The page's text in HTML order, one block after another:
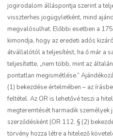
jogirodalom álláspontja szerint a
visszterhes jogügyletként, mind
megvalósulhat. Előbbi esetben a
kimondja, hogy az eredeti adós
átvállalótól a teljesítést, ha ő már a
teljesítette, „nem több, mint az
pontatlan megismétlése.”
(1) bekezdése értelmében – az
feltétel. Az OR is lehetővé teszi a
megteremtését harmadik személyek
szerződésként (OR 112. § (2)
törvény hozza létre a hitelező